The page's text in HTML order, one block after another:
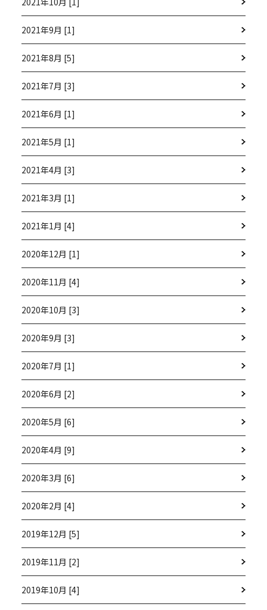
2021年9月 [1]
2021年8月 [5]
2021年7月 [3]
2021年6月 [1]
2021年5月 [1]
2021年4月 [3]
2021年3月 [1]
2021年1月 [4]
2020年12月 [1]
2020年11月 [4]
2020年10月 [3]
2020年9月 [3]
2020年7月 [1]
2020年6月 [2]
2020年5月 [6]
2020年4月 [9]
2020年3月 [6]
2020年2月 [4]
2019年12月 [5]
2019年11月 [2]
2019年10月 [4]